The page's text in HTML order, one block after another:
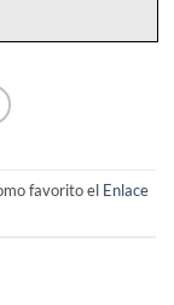
favorito el Enlace